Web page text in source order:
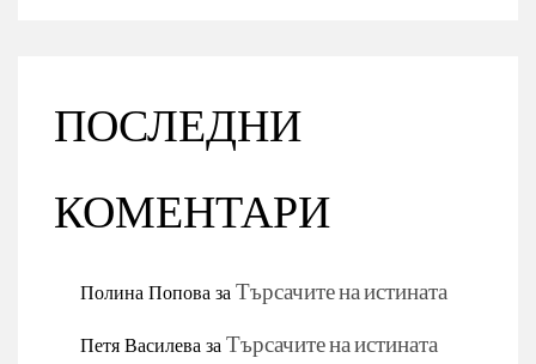
ПОСЛЕДНИ
КОМЕНТАРИ
Полина ПоповазаТърсачите на истината
Петя ВасилевазаТърсачите на истината